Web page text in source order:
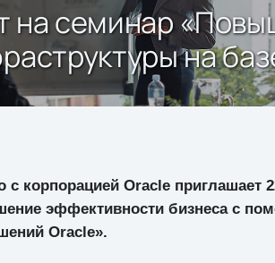
семинар
на
корпорацией Oracle приглашает
эффективности бизнеса с
Oracle».